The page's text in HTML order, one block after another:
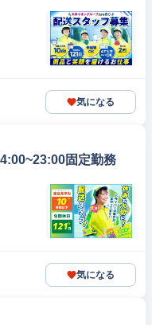
気になる
固定勤務
気になる